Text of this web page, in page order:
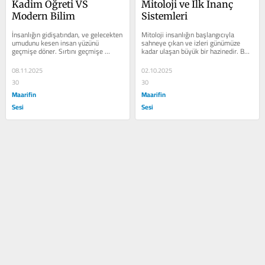
Kadim Öğreti VS
Modern Bilim
İnsanlığın gidişatından, ve gelecekten
umudunu kesen insan yüzünü
geçmişe döner. Sırtını geçmişe
yaslar, başını geçmişin omzuna...
08.11.2025
30
Maarifin
Sesi
Mitoloji ve İlk İnanç
Sistemleri
Mitoloji insanlığın başlangıcıyla
sahneye çıkan ve izleri günümüze
kadar ulaşan büyük bir hazinedir. Bu
hazine insanla ilgili her şeyi...
02.10.2025
30
Maarifin
Sesi